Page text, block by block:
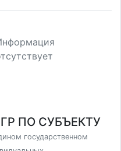
ПО СУБЪЕКТУ
государственном